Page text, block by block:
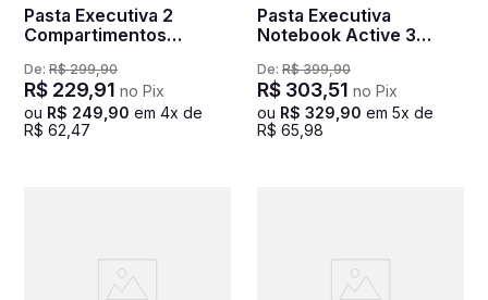
Pasta Executiva 2
Compartimentos
Prime - Azul
De: R$ 299,90
R$ 229,91 no Pix
ou R$ 249 90 em 4x de
R$ 62 47
Pasta Executiva
Notebook Active 3
De: R$ 399,90
R$ 303,51 no Pix
ou R$ 329 90 em 5x de
R$ 65 98